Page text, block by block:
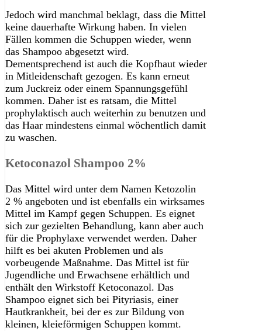
Jedoch wird manchmal beklagt, dass die Mittel
keine dauerhafte Wirkung haben. In vielen
Fällen kommen die Schuppen wieder, wenn
das Shampoo abgesetzt wird.
Dementsprechend ist auch die Kopfhaut wieder
in Mitleidenschaft gezogen. Es kann erneut
zum Juckreiz oder einem Spannungsgefühl
kommen. Daher ist es ratsam, die Mittel
prophylaktisch auch weiterhin zu benutzen und
das Haar mindestens einmal wöchentlich damit
zu waschen.
Ketoconazol Shampoo 2%
Das Mittel wird unter dem Namen Ketozolin
2 % angeboten und ist ebenfalls ein wirksames
Mittel im Kampf gegen Schuppen. Es eignet
sich zur gezielten Behandlung, kann aber auch
für die Prophylaxe verwendet werden. Daher
hilft es bei akuten Problemen und als
vorbeugende Maßnahme. Das Mittel ist für
Jugendliche und Erwachsene erhältlich und
enthält den Wirkstoff Ketoconazol. Das
Shampoo eignet sich bei Pityriasis, einer
Hautkrankheit, bei der es zur Bildung von
kleinen, kleieförmigen Schuppen kommt.